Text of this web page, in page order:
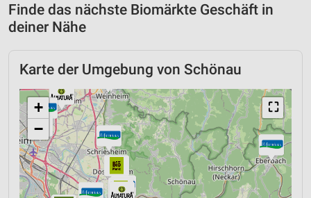
Finde das nächste Biomärkte Geschäft in
deiner Nähe
Karte der Umgebung von Schönau
⛶
+
−